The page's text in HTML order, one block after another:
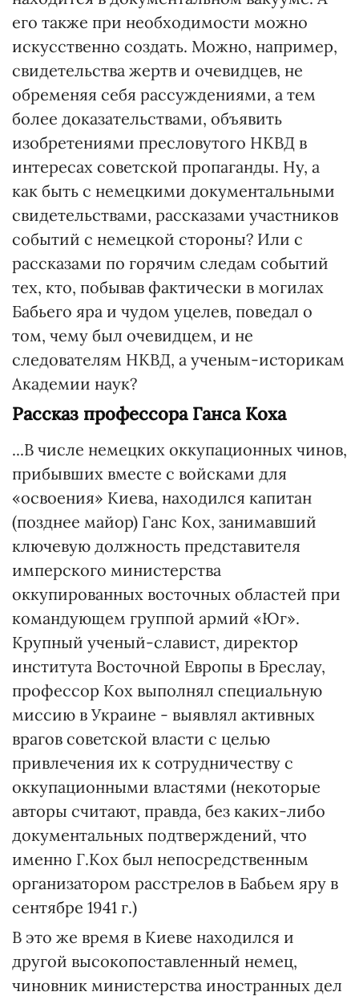
его также при необходимости можно
искусственно создать. Можно, например,
свидетельства жертв и очевидцев, не
обременяя себя рассуждениями, а тем
более доказательствами, объявить
изобретениями пресловутого НКВД в
интересах советской пропаганды. Ну, а
как быть с немецкими документальными
свидетельствами, рассказами участников
событий с немецкой стороны? Или с
рассказами по горячим следам событий
тех, кто, побывав фактически в могилах
Бабьего яра и чудом уцелев, поведал о
том, чему был очевидцем, и не
следователям НКВД, а ученым-историкам
Академии наук?
Рассказ профессора Ганса Коха
...В числе немецких оккупационных чинов,
прибывших вместе с войсками для
«освоения» Киева, находился капитан
(позднее майор) Ганс Кох, занимавший
ключевую должность представителя
имперского министерства
оккупированных восточных областей при
командующем группой армий «Юг».
Крупный ученый-славист, директор
института Восточной Европы в Бреслау,
профессор Кох выполнял специальную
миссию в Украине - выявлял активных
врагов советской власти с целью
привлечения их к сотрудничеству с
оккупационными властями (некоторые
авторы считают, правда, без каких-либо
документальных подтверждений, что
именно Г.Кох был непосредственным
организатором расстрелов в Бабьем яру в
сентябре 1941 г.)
В это же время в Киеве находился и
другой высокопоставленный немец,
чиновник министерства иностранных дел